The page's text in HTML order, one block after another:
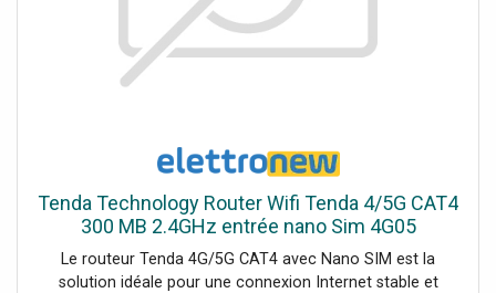
Tenda Technology Router Wifi Tenda 4/5G CAT4
300 MB 2.4GHz entrée nano Sim 4G05
Le routeur Tenda 4G/5G CAT4 avec Nano SIM est la
solution idéale pour une connexion Internet stable et